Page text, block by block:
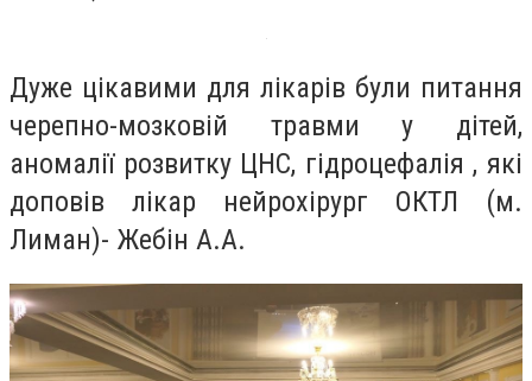
Дуже цікавими для лікарів були питання
черепно-мозковій травми у дітей,
аномалії розвитку ЦНС, гідроцефалія , які
доповів лікар нейрохірург ОКТЛ (м.
Лиман)- Жебін А.А.